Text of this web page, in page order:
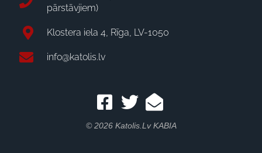
pārstāvjiem)
Klostera iela 4, Rīga, LV-1050
info@katolis.lv
© 2026 Katolis.lv KABIA